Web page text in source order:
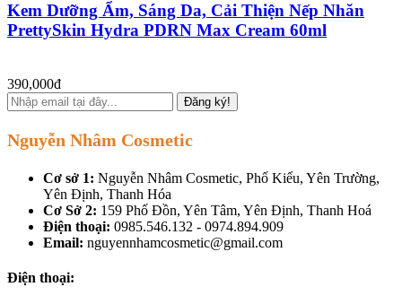
Kem Dưỡng Ẩm, Sáng Da, Cải Thiện Nếp Nhăn
PrettySkin Hydra PDRN Max Cream 60ml
390,000đ
Đăng ký!
Nguyễn Nhâm Cosmetic
Cơ sở 1: Nguyễn Nhâm Cosmetic, Phố Kiểu, Yên Trường,
Yên Định, Thanh Hóa
Cơ Sở 2: 159 Phố Đồn, Yên Tâm, Yên Định, Thanh Hoá
Điện thoại: 0985.546.132 - 0974.894.909
Email: nguyennhamcosmetic@gmail.com
Điện thoại: